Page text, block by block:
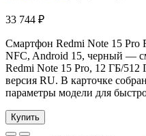
33 744 ₽
Смартфон Redmi Note 15 Pro
NFC, Android 15, черный —
Redmi Note 15 Pro, 12 ГБ/
версия RU. В карточке
параметры модели для
Купить